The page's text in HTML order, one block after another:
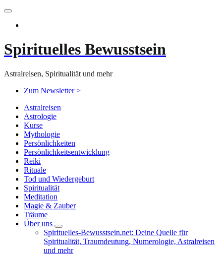
Zum
springen
Spirituelles Bewusstsein
Astralreisen, Spiritualität und mehr
Zum Newsletter >
Astralreisen
Astrologie
Kurse
Mythologie
Persönlichkeiten
Persönlichkeitsentwicklung
Reiki
Rituale
Tod und Wiedergeburt
Spiritualität
Meditation
Magie & Zauber
Träume
Über uns
Spirituelles-Bewusstsein.net: Deine Quelle für
Spiritualität, Traumdeutung, Numerologie, Astralreisen
und mehr